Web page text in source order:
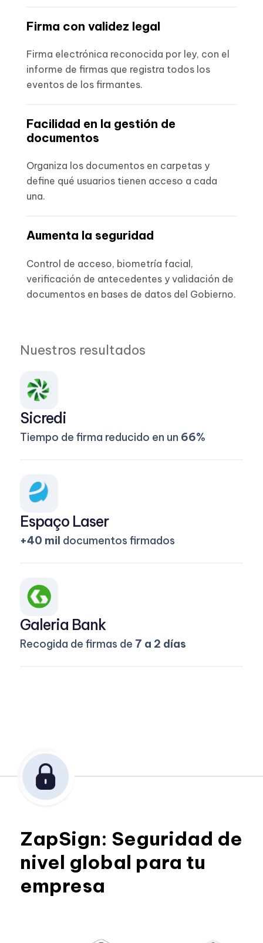
Firma con validez legal
Firma electrónica reconocida por ley, con el
informe de firmas que registra todos los
eventos de los firmantes.
Facilidad en la gestión de
documentos
Organiza los documentos en carpetas y
define qué usuarios tienen acceso a cada
una.
Aumenta la seguridad
Control de acceso, biometría facial,
verificación de antecedentes y validación de
documentos en bases de datos del Gobierno.
Nuestros resultados
Sicredi
Tiempo de firma reducido en un 66%
Espaço Laser
+40 mil documentos firmados
Galeria Bank
Recogida de firmas de 7 a 2 días
ZapSign: Seguridad de
nivel global para tu
empresa